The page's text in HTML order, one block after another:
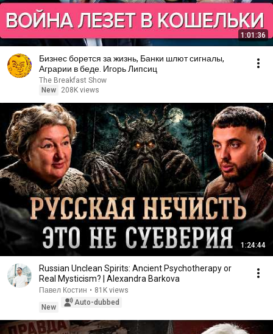
1:01:36
Бизнес борется за жизнь, Банки шлют сигналы,
Аграрии в беде. Игорь Липсиц
The Breakfast Show
New
208K views
1:24:44
Russian Unclean Spirits: Ancient Psychotherapy or
Real Mysticism? | Alexandra Barkova
Павел Костин • 81K views
New
Auto-dubbed